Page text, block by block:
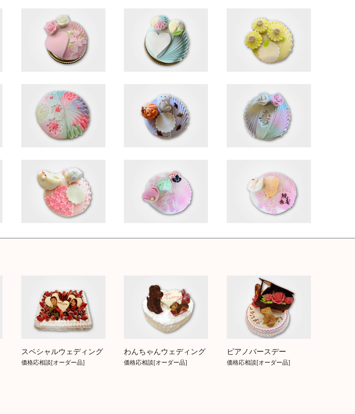
スペシャルウェディング
価格応相談[オーダー品]
わんちゃんウェディング
価格応相談[オーダー品]
ピアノバースデー
価格応相談[オーダー品]